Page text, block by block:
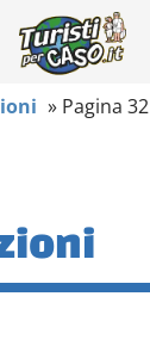
» Pagina 32